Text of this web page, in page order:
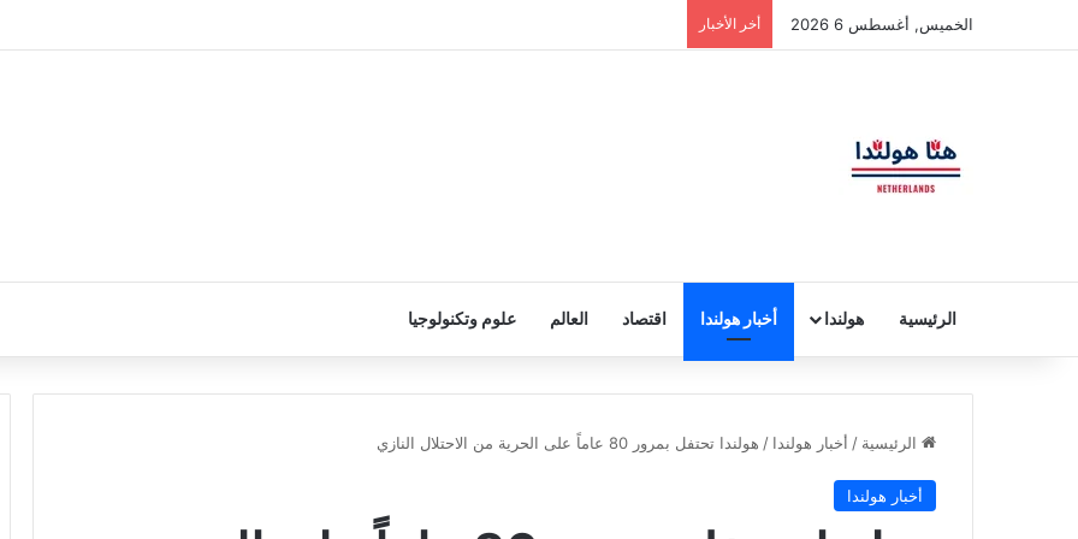
الخميس, أغسطس 6 2026 أخر الأخبار
الرئيسية هولندا أخبار هولندا اقتصاد العالم علوم وتكنولوجيا
الرئيسية / أخبار هولندا / هولندا تحتفل بمرور 80 عاماً على الحرية من الاحتلال النازي
أخبار هولندا